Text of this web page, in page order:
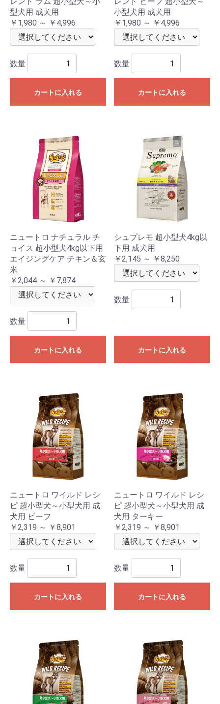
型犬用 成犬用
￥1,980 ～ ￥4,996
数量
カートに入れる
小型犬用 成犬用
￥1,980 ～ ￥4,996
数量
カートに入れる
ニュートロ ナチュラル チ
ョイス 超小型犬4kg以下用
エイジングケア チキン＆玄
米
￥2,044 ～ ￥7,874
数量
カートに入れる
シュプレモ 超小型犬4kg以
下用 成犬用
￥2,145 ～ ￥8,250
数量
カートに入れる
ニュートロ ワイルド レシ
ピ 超小型犬～小型犬用 成
犬用 ビーフ
￥2,319 ～ ￥8,901
数量
カートに入れる
ニュートロ ワイルド レシ
ピ 超小型犬～小型犬用 成
犬用 ターキー
￥2,319 ～ ￥8,901
数量
カートに入れる